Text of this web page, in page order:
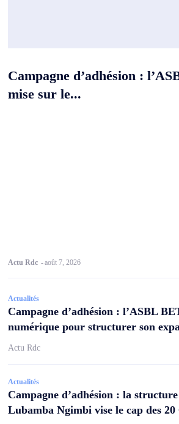
Campagne d’adhésion :
mise sur le...
Actu Rdc -août 7, 2026
Actualités
Campagne d’adhésion : l’ASBL
numérique pour structurer son
Actu Rdc
Actualités
Campagne d’adhésion : la
Lubamba Ngimbi vise le cap des 20